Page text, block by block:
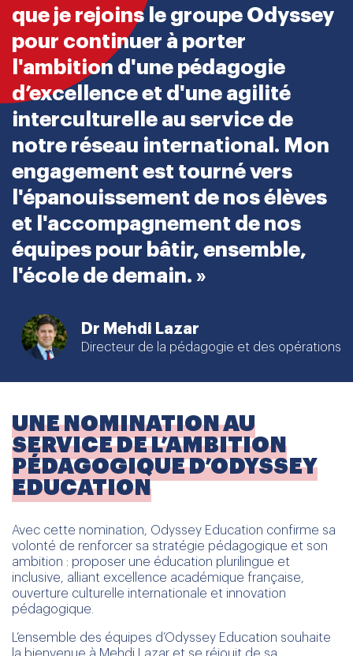
que je rejoins le groupe Odyssey
pour continuer à porter
l'ambition d'une pédagogie
d’excellence et d'une agilité
interculturelle au service de
notre réseau international. Mon
engagement est tourné vers
l'épanouissement de nos élèves
et l'accompagnement de nos
équipes pour bâtir, ensemble,
l'école de demain. »
Dr Mehdi Lazar
Directeur de la pédagogie et des opérations
UNE NOMINATION AU
SERVICE DE L’AMBITION
PÉDAGOGIQUE D’ODYSSEY
EDUCATION
Avec cette nomination, Odyssey Education confirme sa
volonté de renforcer sa stratégie pédagogique et son
ambition : proposer une éducation plurilingue et
inclusive, alliant excellence académique française,
ouverture culturelle internationale et innovation
pédagogique.
L’ensemble des équipes d’Odyssey Education souhaite